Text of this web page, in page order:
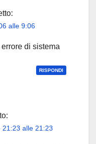
alle 9:06
di sistema
RISPONDI
alle 21:23